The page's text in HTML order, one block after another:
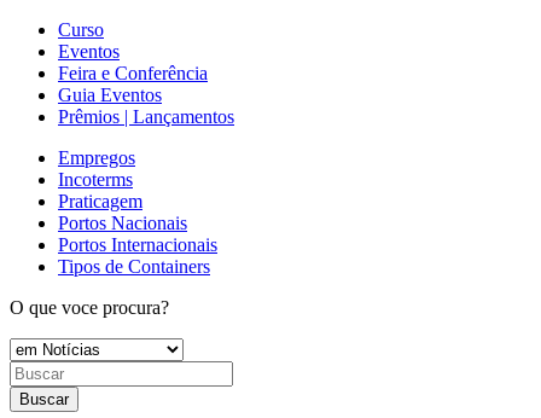
Curso
Eventos
Feira e Conferência
Guia Eventos
Prêmios | Lançamentos
Empregos
Incoterms
Praticagem
Portos Nacionais
Portos Internacionais
Tipos de Containers
O que voce procura?
Buscar